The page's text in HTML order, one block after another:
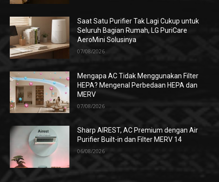
Saat Satu Purifier Tak Lagi Cukup untuk
Seluruh Bagian Rumah, LG PuriCare
AeroMini Solusinya
07/08/2026
Mengapa AC Tidak Menggunakan Filter
HEPA? Mengenal Perbedaan HEPA dan
MERV
07/08/2026
Sharp AIREST, AC Premium dengan Air
Purifier Built-in dan Filter MERV 14
06/08/2026